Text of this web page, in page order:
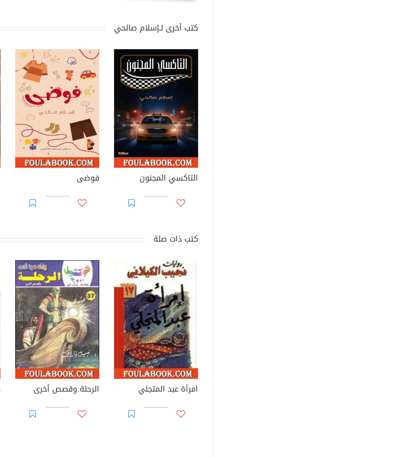
كتب أخرى لـإسلام صالحي
التاكسي المجنون فوضى
كتب ذات صلة
امرأة عبد المتجلي الرحلة وقصص أخرى